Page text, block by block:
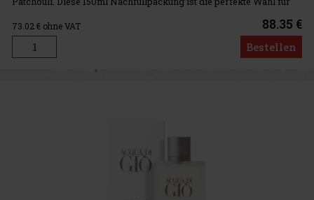
Männer, die jeden Tag einen Duft tragen möchten und dabei an di
73.02€ ohne VAT 88.35 €
Bestellen